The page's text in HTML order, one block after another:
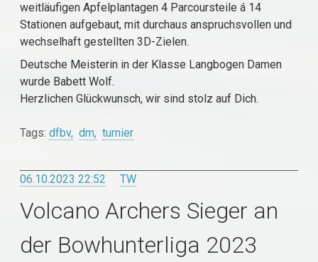
weitläufigen Apfelplantagen 4 Parcoursteile á 14
Stationen aufgebaut, mit durchaus anspruchsvollen und
wechselhaft gestellten 3D-Zielen.
Deutsche Meisterin in der Klasse Langbogen Damen
wurde Babett Wolf.
Herzlichen Glückwunsch, wir sind stolz auf Dich.
Tags:dfbv dm turnier
06.10.2023 22:52 TW
Volcano Archers Sieger an
der Bowhunterliga 2023